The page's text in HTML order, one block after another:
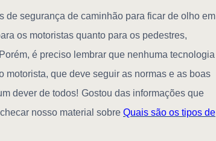
de segurança de caminhão para ficar de olho em
os motoristas quanto para os pedestres,
Porém, é preciso lembrar que nenhuma tecnologia
que deve seguir as normas e as boas
dever de todos! Gostou das informações que
nosso material sobre Quais são os tipos de